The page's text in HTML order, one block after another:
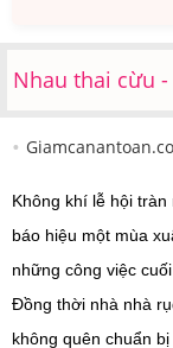
Nhau thai cừu
Không khí lễ hội
báo hiệu một mùa
những công việc
Đồng thời nhà nhà
không quên chuẩn